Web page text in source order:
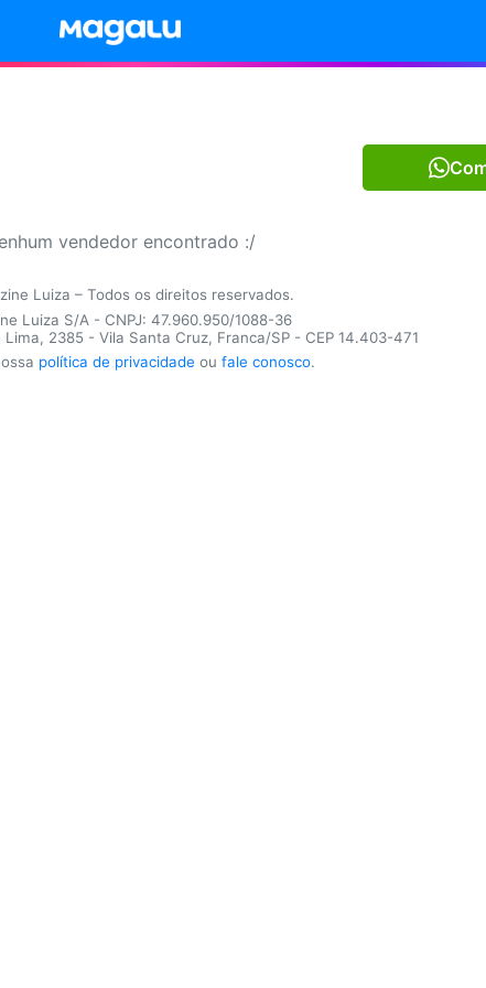
vendedor encontrado :/
Luiza – Todos os direitos reservados.
Luiza S/A - CNPJ: 47.960.950/1088-36
2385 - Vila Santa Cruz, Franca/SP - CEP 14.403-471
política de privacidade ou fale conosco.